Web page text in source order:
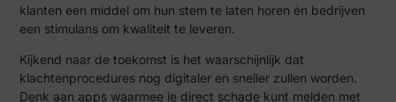
klanten een middel om hun stem te laten horen én bedrijven
een stimulans om kwaliteit te leveren.
Kijkend naar de toekomst is het waarschijnlijk dat
klachtenprocedures nog digitaler en sneller zullen worden.
Denk aan apps waarmee je direct schade kunt melden met